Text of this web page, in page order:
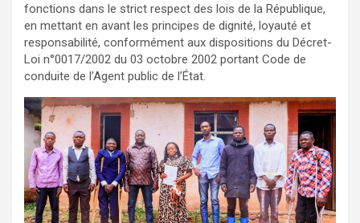
fonctions dans le strict respect des lois de la République,
en mettant en avant les principes de dignité, loyauté et
responsabilité, conformément aux dispositions du Décret-
Loi n°0017/2002 du 03 octobre 2002 portant Code de
conduite de l’Agent public de l’État.